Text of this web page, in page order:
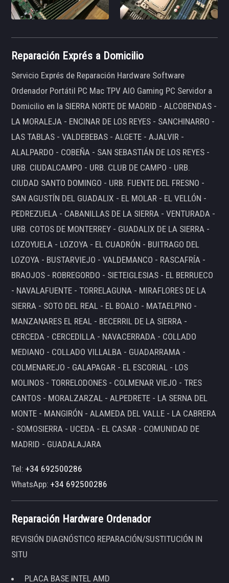
Reparación Exprés a Domicilio
Servicio Exprés de Reparación Hardware Software
Ordenador Portátil PC Mac TPV AIO Gaming PC Servidor a
Domicilio en la SIERRA NORTE DE MADRID - ALCOBENDAS -
LA MORALEJA - ENCINAR DE LOS REYES - SANCHINARRO -
LAS TABLAS - VALDEBEBAS - ALGETE - AJALVIR -
ALALPARDO - COBEÑA - SAN SEBASTIÁN DE LOS REYES -
URB. CIUDALCAMPO - URB. CLUB DE CAMPO - URB.
CIUDAD SANTO DOMINGO - URB. FUENTE DEL FRESNO -
SAN AGUSTÍN DEL GUADALIX - EL MOLAR - EL VELLÓN -
PEDREZUELA - CABANILLAS DE LA SIERRA - VENTURADA -
URB. COTOS DE MONTERREY - GUADALIX DE LA SIERRA -
LOZOYUELA - LOZOYA - EL CUADRÓN - BUITRAGO DEL
LOZOYA - BUSTARVIEJO - VALDEMANCO - RASCAFRÍA -
BRAOJOS - ROBREGORDO - SIETEIGLESIAS - EL BERRUECO
- NAVALAFUENTE - TORRELAGUNA - MIRAFLORES DE LA
SIERRA - SOTO DEL REAL - EL BOALO - MATAELPINO -
MANZANARES EL REAL - BECERRIL DE LA SIERRA -
CERCEDA - CERCEDILLA - NAVACERRADA - COLLADO
MEDIANO - COLLADO VILLALBA - GUADARRAMA -
COLMENAREJO - GALAPAGAR - EL ESCORIAL - LOS
MOLINOS - TORRELODONES - COLMENAR VIEJO - TRES
CANTOS - MORALZARZAL - ALPEDRETE - LA SERNA DEL
MONTE - MANGIRÓN - ALAMEDA DEL VALLE - LA CABRERA
- SOMOSIERRA - UCEDA - EL CASAR - COMUNIDAD DE
MADRID - GUADALAJARA
Tel:+34 692500286
WhatsApp:+34 692500286
Reparación Hardware Ordenador
REVISIÓN DIAGNÓSTICO REPARACIÓN/SUSTITUCIÓN IN
SITU
PLACA BASE INTEL AMD